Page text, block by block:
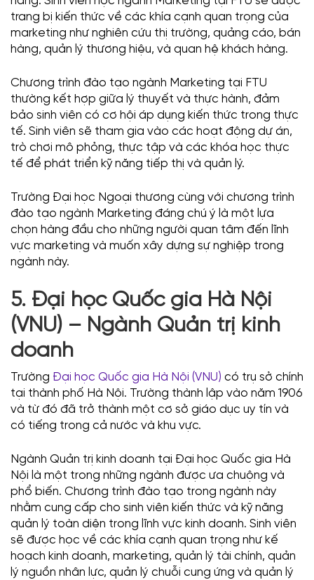
trang bị kiến thức về các khía cạnh quan trọng của
marketing như nghiên cứu thị trường, quảng cáo, bán
hàng, quản lý thương hiệu, và quan hệ khách hàng.
Chương trình đào tạo ngành Marketing tại FTU
thường kết hợp giữa lý thuyết và thực hành, đảm
bảo sinh viên có cơ hội áp dụng kiến thức trong thực
tế. Sinh viên sẽ tham gia vào các hoạt động dự án,
trò chơi mô phỏng, thực tập và các khóa học thực
tế để phát triển kỹ năng tiếp thị và quản lý.
Trường Đại học Ngoại thương cùng với chương trình
đào tạo ngành Marketing đáng chú ý là một lựa
chọn hàng đầu cho những người quan tâm đến lĩnh
vực marketing và muốn xây dựng sự nghiệp trong
ngành này.
5. Đại học Quốc gia Hà Nội
(VNU) – Ngành Quản trị kinh
doanh
Trường Đại học Quốc gia Hà Nội (VNU) có trụ sở chính
tại thành phố Hà Nội. Trường thành lập vào năm 1906
và từ đó đã trở thành một cơ sở giáo dục uy tín và
có tiếng trong cả nước và khu vực.
Ngành Quản trị kinh doanh tại Đại học Quốc gia Hà
Nội là một trong những ngành được ưa chuộng và
phổ biến. Chương trình đào tạo trong ngành này
nhằm cung cấp cho sinh viên kiến thức và kỹ năng
quản lý toàn diện trong lĩnh vực kinh doanh. Sinh viên
sẽ được học về các khía cạnh quan trọng như kế
hoạch kinh doanh, marketing, quản lý tài chính, quản
lý nguồn nhân lực, quản lý chuỗi cung ứng và quản lý